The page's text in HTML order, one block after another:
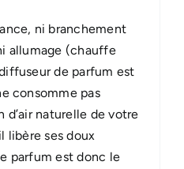
ni branchement
allumage (chauffe
de parfum est
consomme pas
d’air naturelle de votre
libère ses doux
parfum est donc le